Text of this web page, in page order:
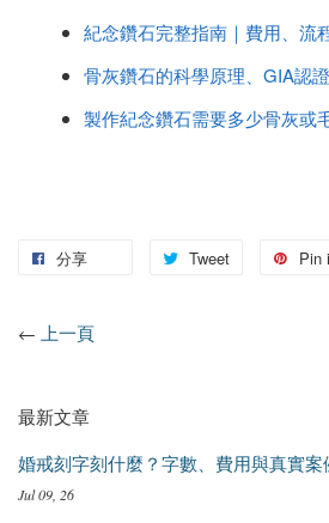
紀念鑽石完整指南｜費用、流
骨灰鑽石的科學原理、GIA認
製作紀念鑽石需要多少骨灰或
分享 Tweet Pin
← 上一頁
最新文章
婚戒刻字刻什麼？字數、費用與真實
Jul 09, 26